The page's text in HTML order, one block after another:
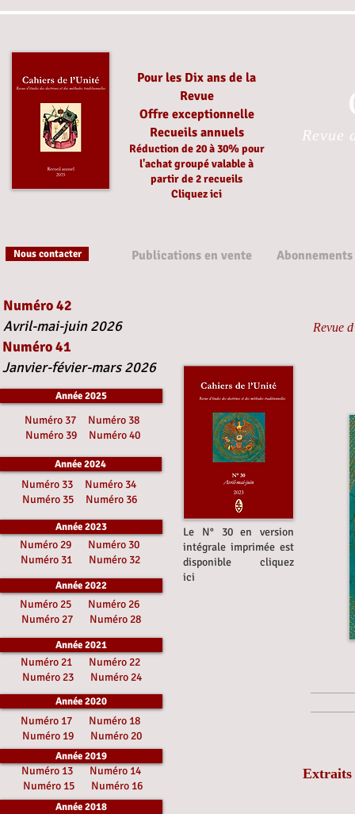
Pour les Dix ans de la
Revue
Offre exceptionnelle
Recueils annuels
Réduction de 20 à 30%pour
l'achat groupévalable à
partirde 2 recueils
Cliquez ici
Revue
Nous contacter Publications en vente Abonnements
Revue
Le N° 30 en version
intégrale imprimée est
disponible cliquez
ici
Extraits
Numéro 42
Avril-mai-juin 2026
Numéro 41
Janvier-févier-mars 2026
Année 2025
Numéro 37
Numéro 38
Numéro 39
Numéro 40
Année 2024
Numéro 33
Numéro 34
Numéro 35
Numéro 36
Année 2023
Numéro 29
Numéro 30
Numéro 31
Numéro 32
Année 2022
Numéro 25
Numéro 26
Numéro 27
Numéro 28
Année 2021
Numéro 21
Numéro 22
Numéro 23
Numéro 24
Année 2020
Numéro 17 Numéro 18
Numéro 19 Numéro 20
Année 2019
Numéro 13 Numéro 14
Numéro 15 Numéro 16
Année 2018